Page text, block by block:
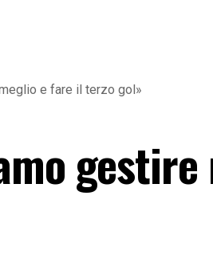
e fare il terzo gol»